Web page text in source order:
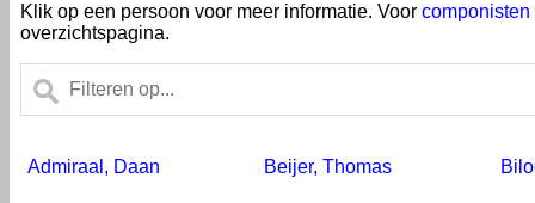
Klik op een persoon voor meer informatie. Voor componisten
overzichtspagina.
Admiraal, Daan Beijer, Thomas